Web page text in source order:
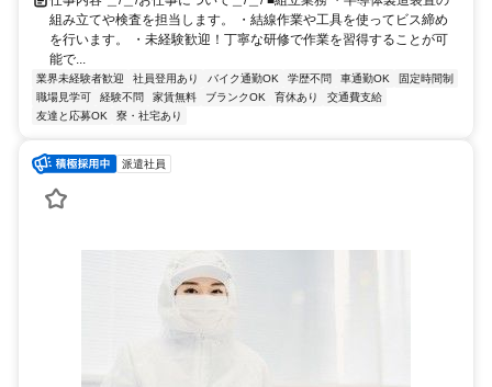
組み立てや検査を担当します。 ・結線作業や工具を使ってビス締め
を行います。 ・未経験歓迎！丁寧な研修で作業を習得することが可
能で...
業界未経験者歓迎 社員登用あり バイク通勤OK 学歴不問 車通勤OK
固定時間制
職場見学可
経験不問 家賃無料 ブランクOK 育休あり
交通費支給
友達と応募OK
寮・社宅あり
派遣社員